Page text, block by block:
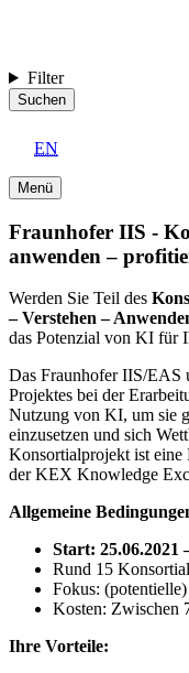
Filter
Suchen
EN
Menü
Fraunhofer IIS -
anwenden –
Werden Sie Teil des
– Verstehen –
das Potenzial von KI für
Das Fraunhofer IIS/EAS
Projektes bei der
Nutzung von KI, um sie
einzusetzen und sich
Konsortialprojekt ist
der KEX Knowledge
Allgemeine
Start: 25.06.2021
Rund 15
Fokus:
Kosten: Zwischen
Ihre Vorteile: